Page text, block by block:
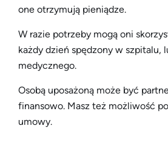
one otrzymują pieniądze.
W razie potrzeby mogą oni
każdy dzień spędzony w szpitalu,
medycznego.
Osobą uposażoną może być
finansowo. Masz też możliwość
umowy.